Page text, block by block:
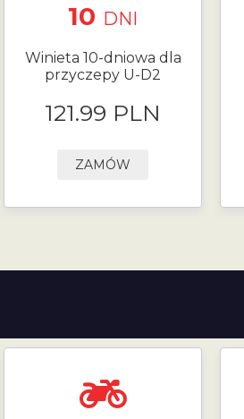
10 DNI
Winieta 10-dniowa dla
przyczepy U-D2
121.99 PLN
ZAMÓW